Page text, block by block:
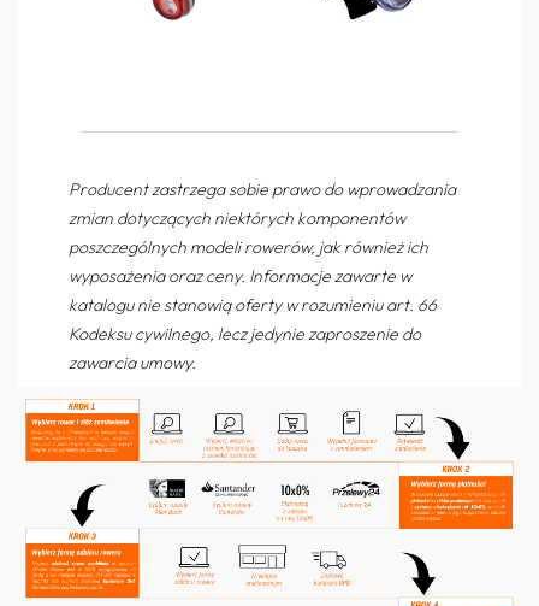
Producent zastrzega sobie prawo do wprowadzania
zmian dotyczących niektórych komponentów
poszczególnych modeli rowerów, jak również ich
wyposażenia oraz ceny. Informacje zawarte w
katalogu nie stanowią oferty w rozumieniu art. 66
Kodeksu cywilnego, lecz jedynie zaproszenie do
zawarcia umowy.